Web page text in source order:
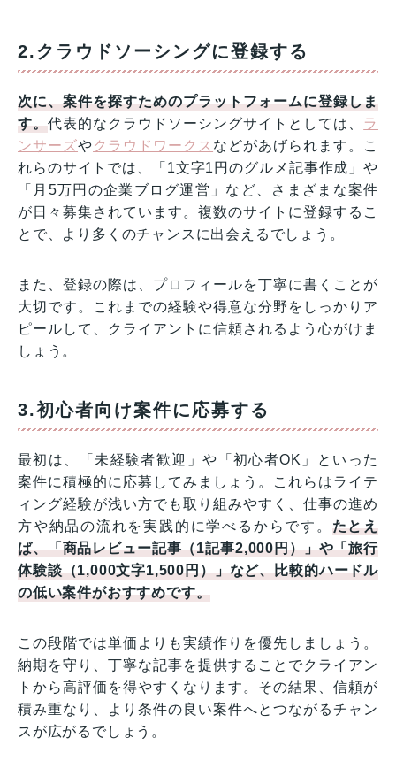
2.クラウドソーシングに登録する
次に、案件を探すためのプラットフォームに登録しま
す。代表的なクラウドソーシングサイトとしては、
ラ
ンサーズやクラウドワークス などがあげられます。こ
れらのサイトでは、「1文字1円のグルメ記事作成」や
「月5万円の企業ブログ運営」など、さまざまな案件
が日々募集されています。複数のサイトに登録するこ
とで、より多くのチャンスに出会えるでしょう。
また、登録の際は、プロフィールを丁寧に書くことが
大切です。これまでの経験や得意な分野をしっかりア
ピールして、クライアントに信頼されるよう心がけま
しょう。
3.初心者向け案件に応募する
最初は、「未経験者歓迎」や「初心者OK」といった
案件に積極的に応募してみましょう。これらはライテ
ィング経験が浅い方でも取り組みやすく、仕事の進め
方や納品の流れを実践的に学べるからです。 たとえ
ば、「商品レビュー記事（1記事2,000円）」や「旅行
体験談（1,000文字1,500円）」など、比較的ハードル
の低い案件がおすすめです。
この段階では単価よりも実績作りを優先しましょう。
納期を守り、丁寧な記事を提供することでクライアン
トから高評価を得やすくなります。その結果、信頼が
積み重なり、より条件の良い案件へとつながるチャン
スが広がるでしょう。